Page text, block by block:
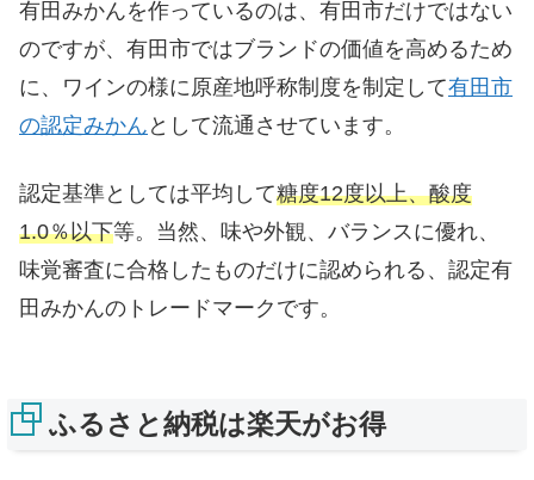
有田みかんを作っているのは、有田市だけではない
のですが、有田市ではブランドの価値を高めるため
に、ワインの様に原産地呼称制度を制定して有田市
の認定みかん として流通させています。
認定基準としては平均して糖度12度以上、酸度
1.0％以下等。当然、味や外観、バランスに優れ、
味覚審査に合格したものだけに認められる、認定有
田みかんのトレードマークです。
ふるさと納税は楽天がお得